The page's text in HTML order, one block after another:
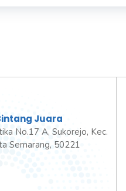
Juara
No.17 A, Sukorejo, Kec.
Semarang, 50221